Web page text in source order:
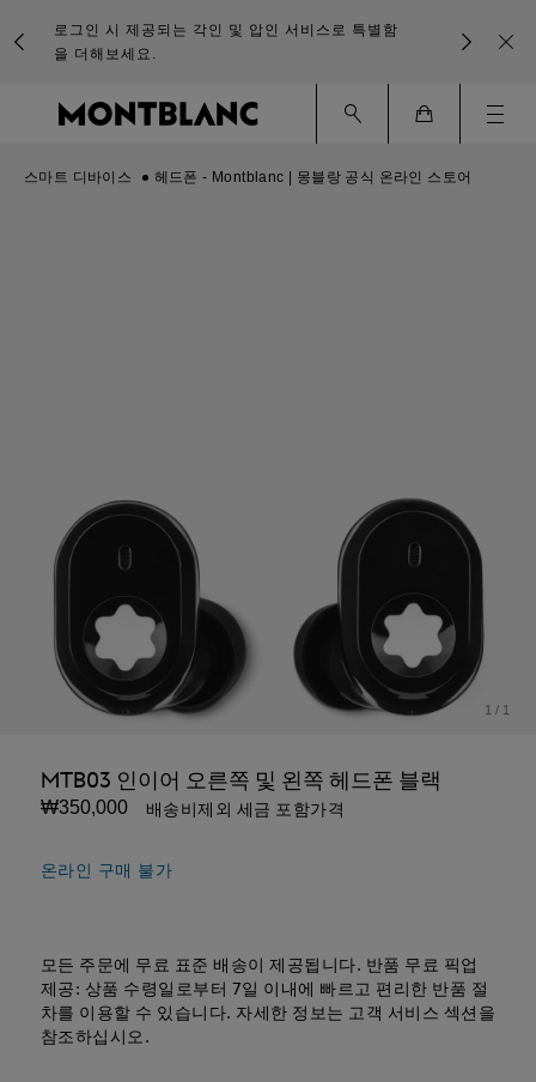
로그인 시 제공되는 각인 및 압인 서비스로 특별함
을 더해보세요.
스마트 디바이스 헤드폰 - Montblanc | 몽블랑 공식 온라인 스토어
1 / 1
MTB03 인이어 오른쪽 및 왼쪽 헤드폰 블랙
₩350,000 배송비제외 세금 포함가격
온라인 구매 불가
모든 주문에 무료 표준 배송이 제공됩니다. 반품 무료 픽업
제공: 상품 수령일로부터 7일 이내에 빠르고 편리한 반품 절
차를 이용할 수 있습니다. 자세한 정보는 고객 서비스 섹션을
참조하십시오.